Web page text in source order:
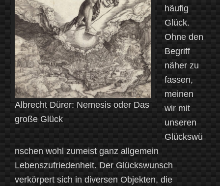
Albrecht Dürer: Nemesis oder Das
große Glück
häufig
Glück.
Ohne den
Begriff
näher zu
fassen,
meinen
wir mit
unseren
Glückswü
nschen wohl zumeist ganz allgemein
Lebenszufriedenheit. Der Glückswunsch
verkörpert sich in diversen Objekten, die